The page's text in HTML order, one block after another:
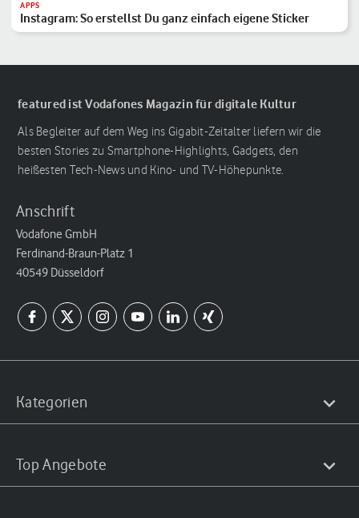
APPS
Instagram: So erstellst Du ganz einfach eigene Sticker
featured ist Vodafones Magazin für digitale Kultur
Als Begleiter auf dem Weg ins Gigabit-Zeitalter liefern wir die
besten Stories zu Smartphone-Highlights, Gadgets, den
heißesten Tech-News und Kino- und TV-Höhepunkte.
Anschrift
Vodafone GmbH
Ferdinand-Braun-Platz 1
40549 Düsseldorf
Kategorien
Top Angebote